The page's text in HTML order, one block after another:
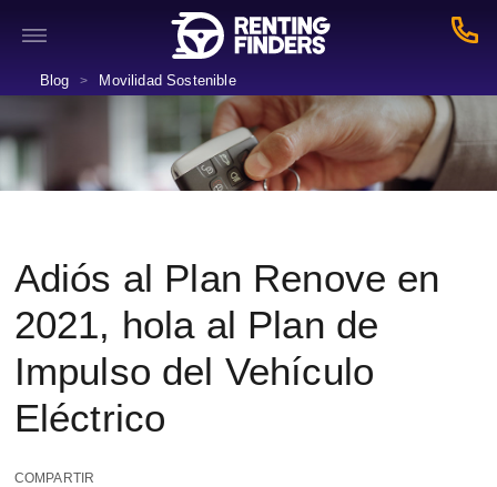
Blog > Movilidad Sostenible
Adiós al Plan Renove en
2021, hola al Plan de
Impulso del Vehículo
Eléctrico
COMPARTIR